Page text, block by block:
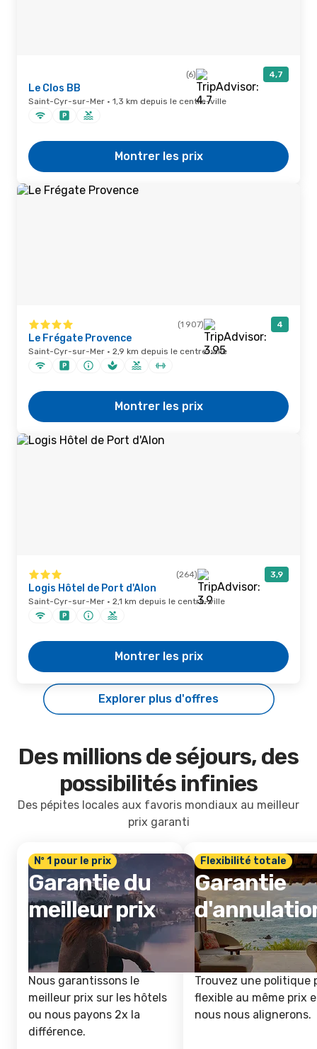
(6) 4,7
Le Clos BB
Saint-Cyr-sur-Mer · 1,3 km depuis le centre-ville
Montrer les prix
(1 907) 4
Le Frégate Provence
Saint-Cyr-sur-Mer · 2,9 km depuis le centre-ville
Montrer les prix
(264) 3,9
Logis Hôtel de Port d'Alon
Saint-Cyr-sur-Mer · 2,1 km depuis le centre-ville
Montrer les prix
Explorer plus d'offres
Des millions de séjours, des
possibilités infinies
Des pépites locales aux favoris mondiaux au meilleur
prix garanti
Nº 1 pour le prix
Garantie du
meilleur prix
Nous garantissons le
meilleur prix sur les hôtels
ou nous payons 2x la
différence.
Flexibilité totale
Garantie
Trouvez une politique
flexible au même prix
nous nous alignerons.